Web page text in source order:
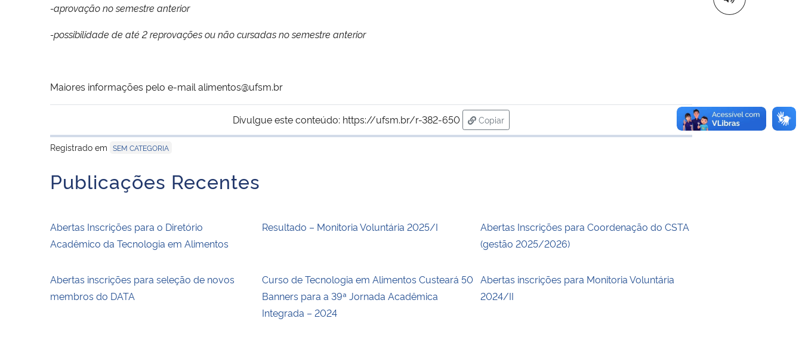
-aprovação no semestre anterior
-possibilidade de até 2 reprovações ou não cursadas no semestre anterior
Maiores informações pelo e-mail alimentos@ufsm.br
Divulgue este conteúdo: https://ufsm.br/r-382-650
Copiar
para área de transferência
Registrado em SEM CATEGORIA
Publicações Recentes
Abertas Inscrições para o Diretório
Acadêmico da Tecnologia em Alimentos
Resultado – Monitoria Voluntária 2025/I
Abertas Inscrições para Coordenação do CSTA
(gestão 2025/2026)
Abertas inscrições para seleção de novos
membros do DATA
Curso de Tecnologia em Alimentos Custeará 50
Banners para a 39ª Jornada Acadêmica
Integrada – 2024
Abertas inscrições para Monitoria Voluntária
2024/II